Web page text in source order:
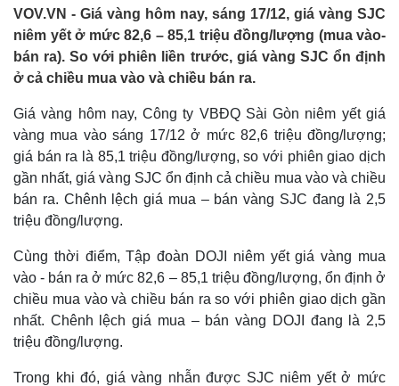
Việc làm
Biển đảo
VOV.VN - Giá vàng hôm nay, sáng 17/12, giá vàng SJC
niêm yết ở mức 82,6 – 85,1 triệu đồng/lượng (mua vào-
bán ra). So với phiên liền trước, giá vàng SJC ổn định
ở cả chiều mua vào và chiều bán ra.
Giá vàng hôm nay, Công ty VBĐQ Sài Gòn niêm yết giá
vàng mua vào sáng 17/12 ở mức 82,6 triệu đồng/lượng;
giá bán ra là 85,1 triệu đồng/lượng, so với phiên giao dịch
gần nhất, giá vàng SJC ổn định cả chiều mua vào và chiều
bán ra. Chênh lệch giá mua – bán vàng SJC đang là 2,5
triệu đồng/lượng.
Cùng thời điểm, Tập đoàn DOJI niêm yết giá vàng mua
vào - bán ra ở mức 82,6 – 85,1 triệu đồng/lượng, ổn định ở
chiều mua vào và chiều bán ra so với phiên giao dịch gần
nhất. Chênh lệch giá mua – bán vàng DOJI đang là 2,5
triệu đồng/lượng.
Trong khi đó, giá vàng nhẫn được SJC niêm yết ở mức